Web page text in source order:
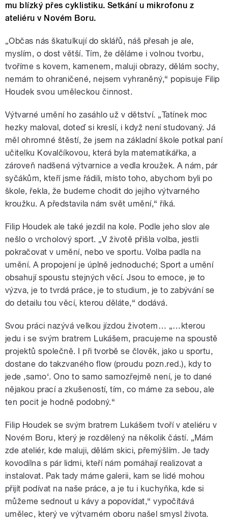
mu blízký přes cyklistiku. Setkání u mikrofonu z
ateliéru v Novém Boru.
„Občas nás škatulkují do sklářů, náš přesah je ale,
myslím, o dost větší. Tím, že děláme i volnou tvorbu,
tvoříme s kovem, kamenem, maluji obrazy, dělám sochy,
nemám to ohraničené, nejsem vyhraněný,“ popisuje Filip
Houdek svou uměleckou činnost.
Výtvarné umění ho zasáhlo už v dětství. „Tatínek moc
hezky maloval, doteď si kreslí, i když není studovaný. Já
měl ohromné štěstí, že jsem na základní škole potkal paní
učitelku Kovalčíkovou, která byla matematikářka, a
zároveň nadšená výtvarnice a vedla kroužek. A nám, pár
syčákům, kteří jsme řádili, místo toho, abychom byli po
škole, řekla, že budeme chodit do jejího výtvarného
kroužku. A představila nám svět umění,“ říká.
Filip Houdek ale také jezdil na kole. Podle jeho slov ale
nešlo o vrcholový sport. „V životě přišla volba, jestli
pokračovat v umění, nebo ve sportu. Volba padla na
umění. A propojení je úplně jednoduché; Sport a umění
obsahují spoustu stejných věcí. Jsou to emoce, je to
výzva, je to tvrdá práce, je to studium, je to zabývání se
do detailu tou věcí, kterou děláte,“ dodává.
Svou práci nazývá velkou jízdou životem… „…kterou
jedu i se svým bratrem Lukášem, pracujeme na spoustě
projektů společně. I při tvorbě se člověk, jako u sportu,
dostane do takzvaného flow (proudu pozn.red.), kdy to
jede ‚samo‘. Ono to samo samozřejmě není, je to dané
nějakou prací a zkušeností, tím, co máme za sebou, ale
ten pocit je hodně podobný.“
Filip Houdek se svým bratrem Lukášem tvoří v ateliéru v
Novém Boru, který je rozdělený na několik částí. „Mám
zde ateliér, kde maluji, dělám skici, přemýšlím. Je tady
kovodílna s pár lidmi, kteří nám pomáhají realizovat a
instalovat. Pak tady máme galerii, kam se lidé mohou
přijít podívat na naše práce, a je tu i kuchyňka, kde si
můžeme sednout u kávy a popovídat,“ vypočítává
umělec, který ve výtvarném oboru našel smysl života.